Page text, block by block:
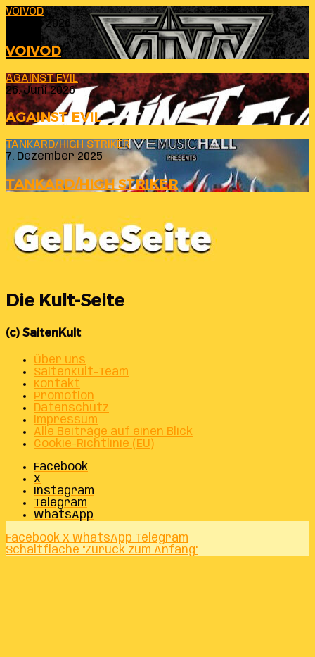
VOIVOD
23. Juli 2026
VOIVOD
AGAINST EVIL
26. Juni 2026
AGAINST EVIL
TANKARD/HIGH STRIKER
7. Dezember 2025
TANKARD/HIGH STRIKER
Die Kult-Seite
(c) SaitenKult
Über uns
SaitenKult-Team
Kontakt
Promotion
Datenschutz
Impressum
Alle Beiträge auf einen Blick
Cookie-Richtlinie (EU)
Facebook
X
Instagram
Telegram
WhatsApp
Facebook X WhatsApp Telegram
Schaltfläche "Zurück zum Anfang"